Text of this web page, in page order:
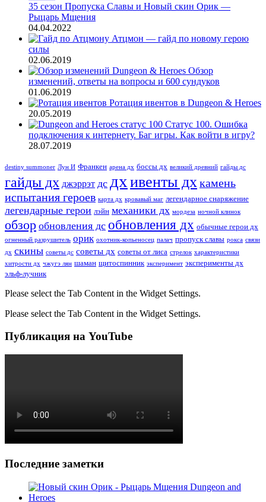
35 сезон Пропуска Славы и Новый скин Орик —
Рыцарь Мщения
04.04.2022
Атцмон — гайд по новому герою
силы
02.06.2019
Обзор
изменений, ответы на вопросы и 600 сундуков
01.06.2019
Ротация ивентов в Dungeon & Heroes
20.05.2019
Статус 100. Ошибка
подключения к интернету. Баг игры. Как войти в игру?
28.07.2019
destiny summoner Лун И Франкен арена дх боссы дх великий древний гайды дс
гайды дх джэррэт дс дхивенты дх камень
испытания героев карта дх кровавый маг легендарное снаряжение
легендарные герои лэйн механики дх мордеза ночной клинок
обзор обновления дс обновления дх обычные герои дх
огненный разрушитель орик охотник-копьеносец палач пропуск славы рокса связи
дх скины советы дс советы дх советы от лиса стрелок характеристики
хитрости дх чжугэ лян шаман щитоспинник эксперимент эксперименты дх
эльф-лучник
Please select the Tab Content in the Widget Settings.
Please select the Tab Content in the Widget Settings.
Публикация на YouTube
Последние заметки